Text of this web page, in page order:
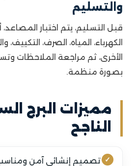
والتسليم
قبل التسليم، يتم اختبار
الكهرباء، المياه، الصرف،
الأخرى، ثم مراجعة الملاحظات
بصورة منظمة.
مميزات البرج
الناجح
تصميم إنشائي آمن ومناسب